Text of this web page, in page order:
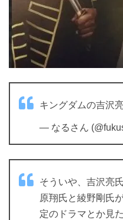
キングダムの吉沢
— なるさん
そういや、吉沢亮
原翔氏と綾野剛氏
定のドラマとか見